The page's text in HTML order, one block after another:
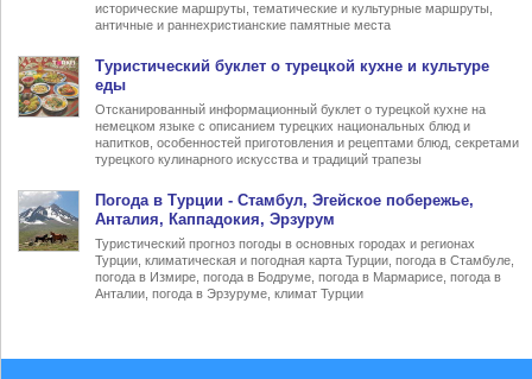
исторические маршруты, тематические и культурные маршруты,
античные и раннехристианские памятные места
Туристический буклет о турецкой кухнеи культуре
еды
Отсканированный информационный буклет о турецкой кухне на
немецком языке с описанием турецких национальных блюд и
напитков, особенностей приготовления и рецептами блюд, секретами
турецкого кулинарного искусства и традиций трапезы
Погода в Турции - Стамбул, Эгейское побережье,
Анталия, Каппадокия, Эрзурум
Туристический прогноз погоды в основных городах и регионах
Турции, климатическая и погодная карта Турции, погода в Стамбуле,
погода в Измире, погода в Бодруме, погода в Мармарисе, погода в
Анталии, погода в Эрзуруме, климат Турции